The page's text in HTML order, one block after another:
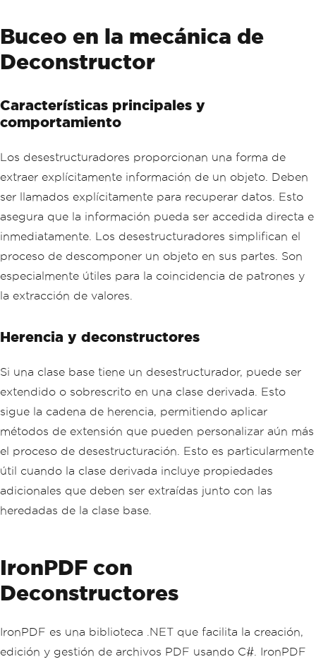
public
string Title { get; set ;
}
public
int Pages {
Buceo en la mecánica de
Deconstructor
Características principales y
comportamiento
Los desestructuradores proporcionan una forma de
extraer explícitamente información de un objeto. Deben
ser llamados explícitamente para recuperar datos. Esto
asegura que la información pueda ser accedida directa e
inmediatamente. Los desestructuradores simplifican el
proceso de descomponer un objeto en sus partes. Son
especialmente útiles para la coincidencia de patrones y
la extracción de valores.
Herencia y deconstructores
Si una clase base tiene un desestructurador, puede ser
extendido o sobrescrito en una clase derivada. Esto
sigue la cadena de herencia, permitiendo aplicar
métodos de extensión que pueden personalizar aún más
el proceso de desestructuración. Esto es particularmente
útil cuando la clase derivada incluye propiedades
adicionales que deben ser extraídas junto con las
heredadas de la clase base.
IronPDF con
Deconstructores
IronPDF es una biblioteca .NET que facilita la creación,
edición y gestión de archivos PDF usando C#. IronPDF